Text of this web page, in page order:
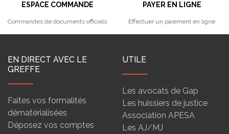
ESPACE COMMANDE
Commandes de documents officiels
PAYER EN LIGNE
Effectuer un paiement en ligne
EN DIRECT AVEC LE
GREFFE
Faites vos formalités
dématérialisées
Déposez vos comptes
UTILE
Les avocats de Gap
Les huissiers de justice
Association APESA
Les AJ/MJ